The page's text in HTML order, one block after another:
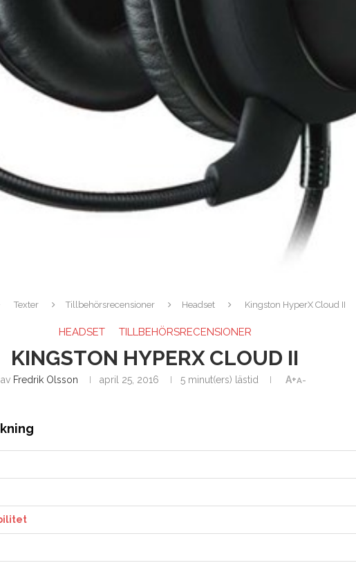
Texter Tillbehörsrecensioner Headset Kingston HyperX Cloud II
HEADSET TILLBEHÖRSRECENSIONER
KINGSTON HYPERX CLOUD II
av Fredrik Olsson april 25, 2016 5 minut(ers) lästid A+A-